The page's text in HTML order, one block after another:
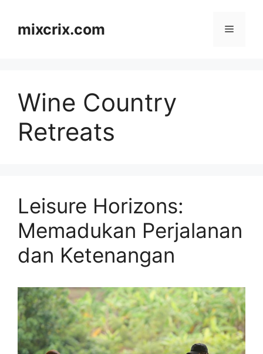
contentmixcrix.com Menu
Wine Country
Retreats
Leisure Horizons:
Memadukan Perjalanan
dan Ketenangan